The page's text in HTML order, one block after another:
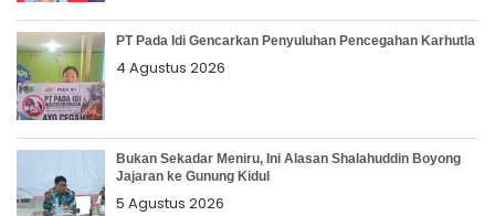
PT Pada Idi Gencarkan Penyuluhan Pencegahan Karhutla
4 Agustus 2026
Bukan Sekadar Meniru, Ini Alasan Shalahuddin Boyong
Jajaran ke Gunung Kidul
5 Agustus 2026